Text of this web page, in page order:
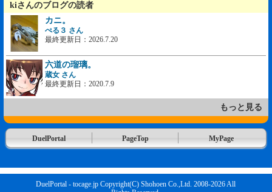
kiさんのブログの読者
カニ。
ぺる３ さん
最終更新日：2026.7.20
六道の瑠璃。
蔵女 さん
最終更新日：2020.7.9
もっと見る
DuelPortal PageTop MyPage
DuelPortal - tocage.jp Copyright(C) Shohoen Co.,Ltd. 2008-2026 All